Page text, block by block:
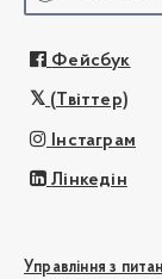
Фейсбук
(Твіттер)
Інстаграм
Лінкедін
Управління з